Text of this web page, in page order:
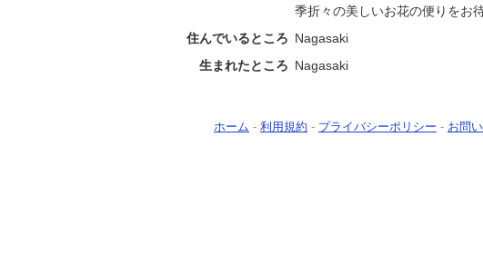
季折々の美しいお花の便りをお
住んでいるところ Nagasaki
生まれたところ Nagasaki
ホーム - 利用規約 - プライバシーポリシー - お問